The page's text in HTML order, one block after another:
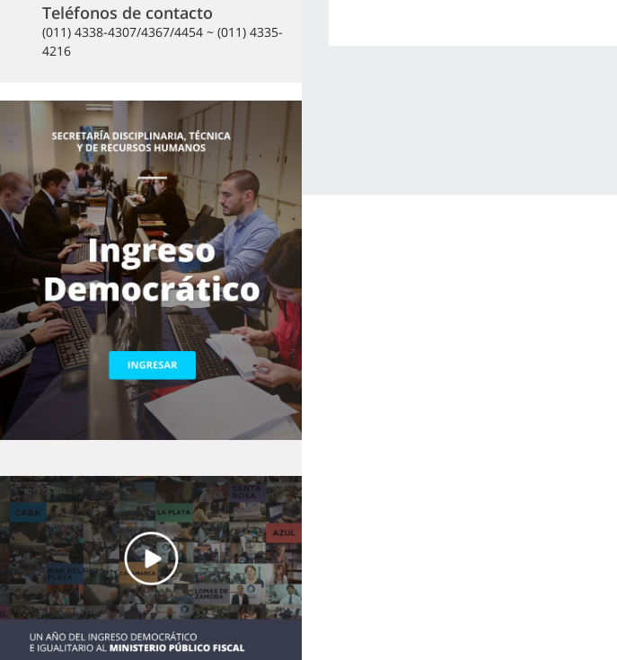
Teléfonos de contacto
(011) 4338-4307/4367/4454 ~ (011) 4335-
4216